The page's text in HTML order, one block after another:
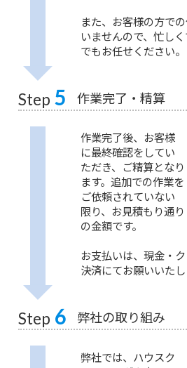
また、お客様の方で
いませんので、忙し
でもお任せください。
Step 5 作業完了・精算
作業完了後、お客様
に最終確認をしてい
ただき、ご精算となり
ます。追加での作業を
ご依頼されていない
限り、お見積もり通り
の金額です。
お支払いは、現金・
決済にてお願いいたし
Step 6 弊社の取り組み
弊社では、ハウスク